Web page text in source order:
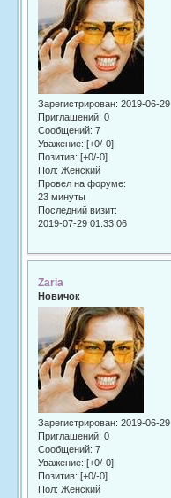
Зарегистрирован: 2019-06-29
Приглашений: 0
Сообщений: 7
Уважение: [+0/-0]
Позитив: [+0/-0]
Пол: Женский
Провел на форуме:
23 минуты
Последний визит:
2019-07-29 01:33:06
Zaria
Новичок
Зарегистрирован: 2019-06-29
Приглашений: 0
Сообщений: 7
Уважение: [+0/-0]
Позитив: [+0/-0]
Пол: Женский